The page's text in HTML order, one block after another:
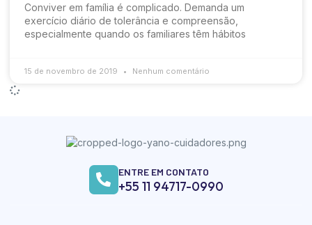
Conviver em família é complicado. Demanda um
exercício diário de tolerância e compreensão,
especialmente quando os familiares têm hábitos
15 de novembro de 2019 Nenhum comentário
ENTRE EM CONTATO
+55 11 94717-0990